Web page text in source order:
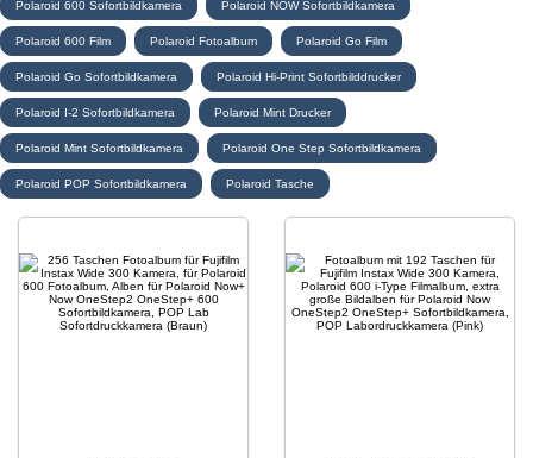
Polaroid 600 Sofortbildkamera Polaroid NOW Sofortbildkamera
Polaroid 600 Film Polaroid Fotoalbum Polaroid Go Film
Polaroid Go Sofortbildkamera Polaroid Hi-Print Sofortbilddrucker
Polaroid I-2 Sofortbildkamera Polaroid Mint Drucker
Polaroid Mint Sofortbildkamera Polaroid One Step Sofortbildkamera
Polaroid POP Sofortbildkamera Polaroid Tasche